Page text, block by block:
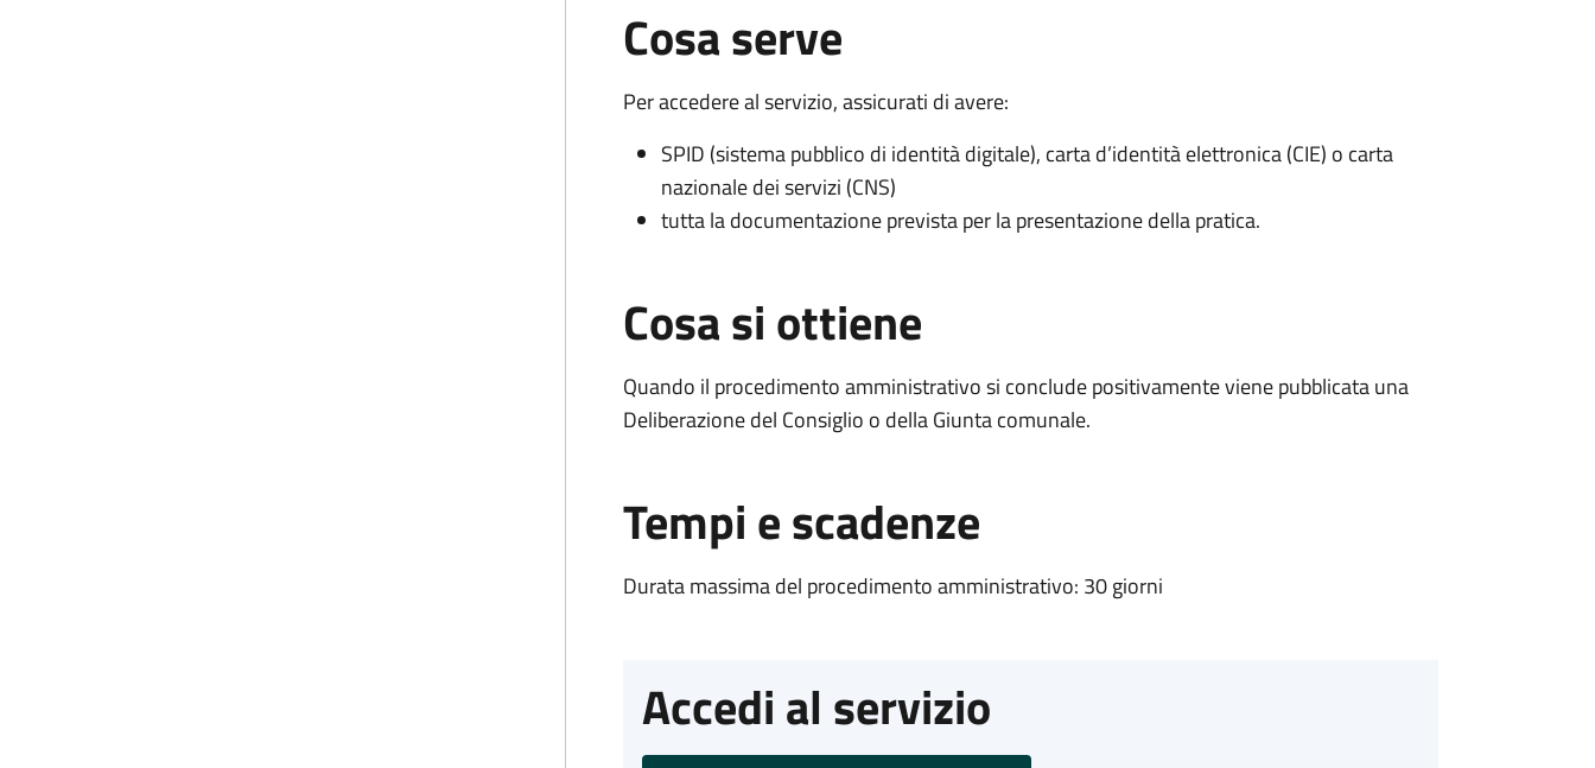
Cosa serve
Per accedere al servizio, assicurati di avere:
SPID (sistema pubblico di identità digitale), carta d’identità elettronica (CIE) o carta
nazionale dei servizi (CNS)
tutta la documentazione prevista per la presentazione della pratica.
Cosa si ottiene
Quando il procedimento amministrativo si conclude positivamente viene pubblicata una
Deliberazione del Consiglio o della Giunta comunale.
Tempi e scadenze
Durata massima del procedimento amministrativo: 30 giorni
Accedi al servizio